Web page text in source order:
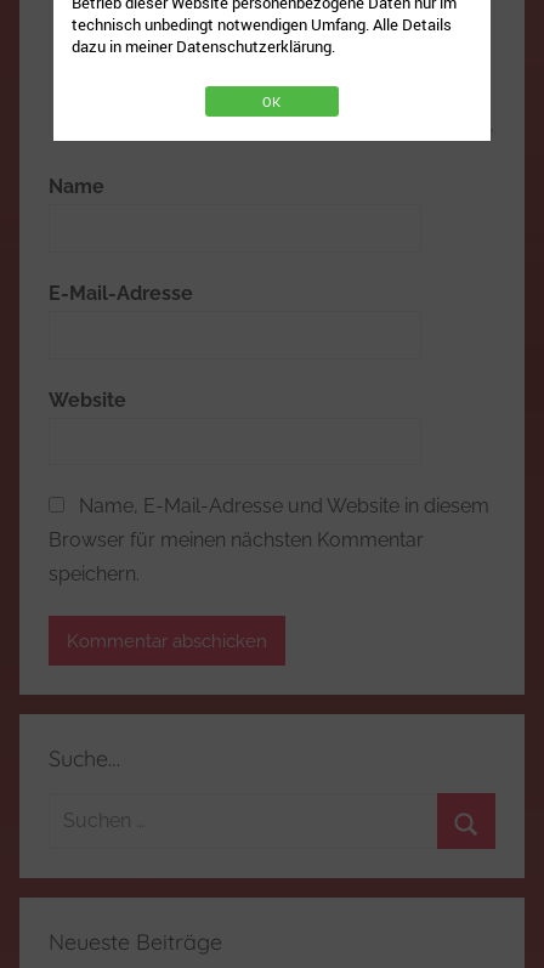
Name
E-Mail-Adresse
Website
Name, E-Mail-Adresse und Website in diesem
Browser für meinen nächsten Kommentar
speichern.
Suche…
Suchen
Neueste Beiträge
technisch unbedingt notwendigen Umfang. Alle Details
dazu in meiner Datenschutzerklärung.
OK